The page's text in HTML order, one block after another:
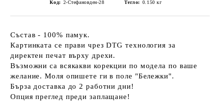
Код: 2-Стефановден-28 Тегло: 0.150 кг
Състав - 100% памук.
Картинката се прави чрез DTG технология за
директен печат върху дрехи.
Възможни са всякакви корекции по модела по ваше
желание. Моля опишете ги в поле "Бележки".
Бърза доставка до 2 работни дни!
Опция преглед преди заплащане!